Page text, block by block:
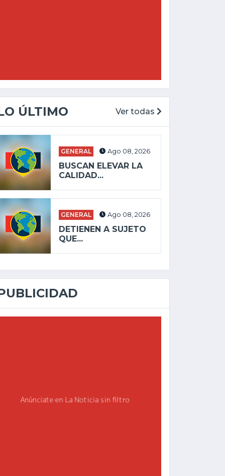
ÚLTIMO Ver todas
GENERAL Ago 08, 2026
BUSCAN ELEVAR LA
CALIDAD...
GENERAL Ago 08, 2026
DETIENEN A SUJETO
QUE...